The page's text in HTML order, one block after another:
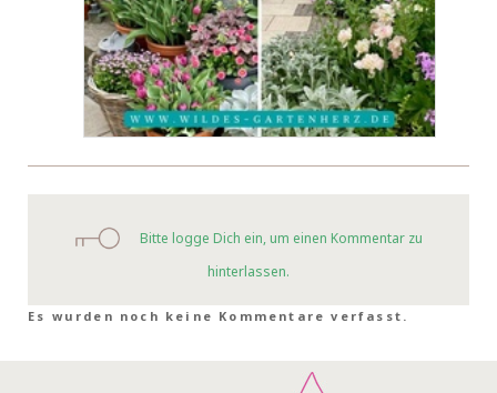
Bitte logge Dich ein, um einen Kommentar zu
hinterlassen.
Es wurden noch keine Kommentare verfasst.